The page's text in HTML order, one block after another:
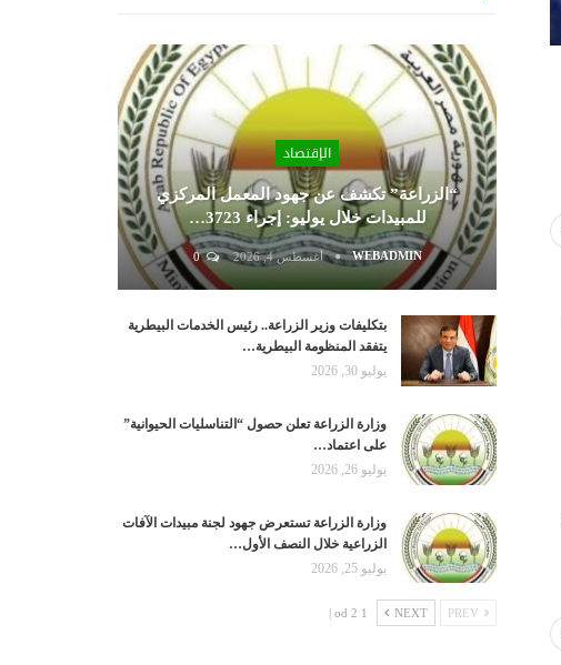
الإقتصاد
“الزراعة” تكشف عن جهود المعمل المركزي
للمبيدات خلال يوليو: إجراء 3723…
WEBADMIN أغسطس 4, 2026 0
بتكليفات وزير الزراعة.. رئيس الخدمات البيطرية
يتفقد المنظومة البيطرية…
يوليو 30, 2026
وزارة الزراعة تعلن حصول “التناسليات الحيوانية”
على اعتماد…
يوليو 26, 2026
وزارة الزراعة تستعرض جهود لجنة مبيدات الآفات
الزراعية خلال النصف الأول…
يوليو 25, 2026
NEXT
1 od 2 |